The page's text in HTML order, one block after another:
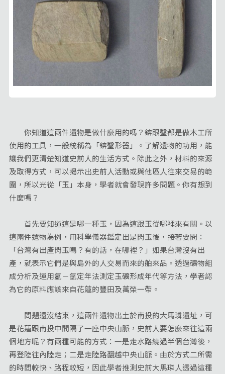
你知道這兩件遺物是做什麼用的嗎？錛跟鑿都是做木工所
使用的工具，一般統稱為「錛鑿形器」。了解遺物的功用，能
讓我們更清楚知道史前人的生活方式。除此之外，材料的來源
及取得方式，可以揭示出史前人活動或與他區人往來交易的範
圍，所以光從「玉」本身，學者就會發現許多問題。你有想到
什麼嗎？
首先要知道這是哪一種玉，因為這跟玉從哪裡來有關。以
這兩件遺物為例，用科學儀器鑑定出是閃玉後，接著要問：
「台灣有出產閃玉嗎？有的話，在哪裡？」如果台灣沒有出
產，就表示它們是與島外的人交易而來的舶來品。透過礦物組
成分析及運用氬－氫定年法測定玉礦形成年代等方法，學者認
為它的原料應該來自花蓮的豐田及萬榮一帶。
問題還沒結束，這兩件遺物出土於南投的大馬璘遺址，可
是花蓮跟南投中間隔了一座中央山脈，史前人要怎麼來往這兩
個地方呢？有兩種可能的方式：一是走水路繞過半個台灣後，
再登陸往內陸走；二是走陸路翻越中央山脈。由於方式二所需
的時間較快、路程較短，因此學者推測史前大馬璘人透過這種